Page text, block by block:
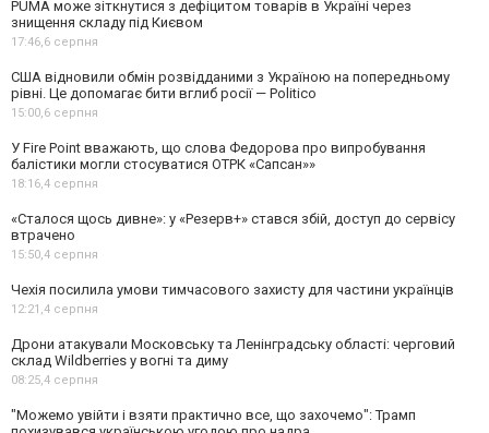
PUMA може зіткнутися з дефіцитом товарів в Україні через
знищення складу під Києвом
17:46,6 серпня
США відновили обмін розвідданими з Україною на попередньому
рівні. Це допомагає бити вглиб росії — Politico
15:00,6 серпня
У Fire Point вважають, що слова Федорова про випробування
балістики могли стосуватися ОТРК «Сапсан»»
18:16,4 серпня
«Сталося щось дивне»: у «Резерв+» стався збій, доступ до сервісу
втрачено
15:50,4 серпня
Чехія посилила умови тимчасового захисту для частини українців
12:21,4 серпня
Дрони атакували Московську та Ленінградську області: черговий
склад Wildberries у вогні та диму
08:25,4 серпня
"Можемо увійти і взяти практично все, що захочемо": Трамп